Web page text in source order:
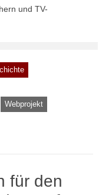
und TV-
Webprojekt
für den